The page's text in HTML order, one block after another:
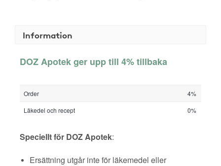
Information
DOZ Apotek ger upp till 4% tillbaka
Order
4%
Läkedel och recept
0%
Speciellt för DOZ Apotek:
Ersättning utgår inte för läkemedel eller